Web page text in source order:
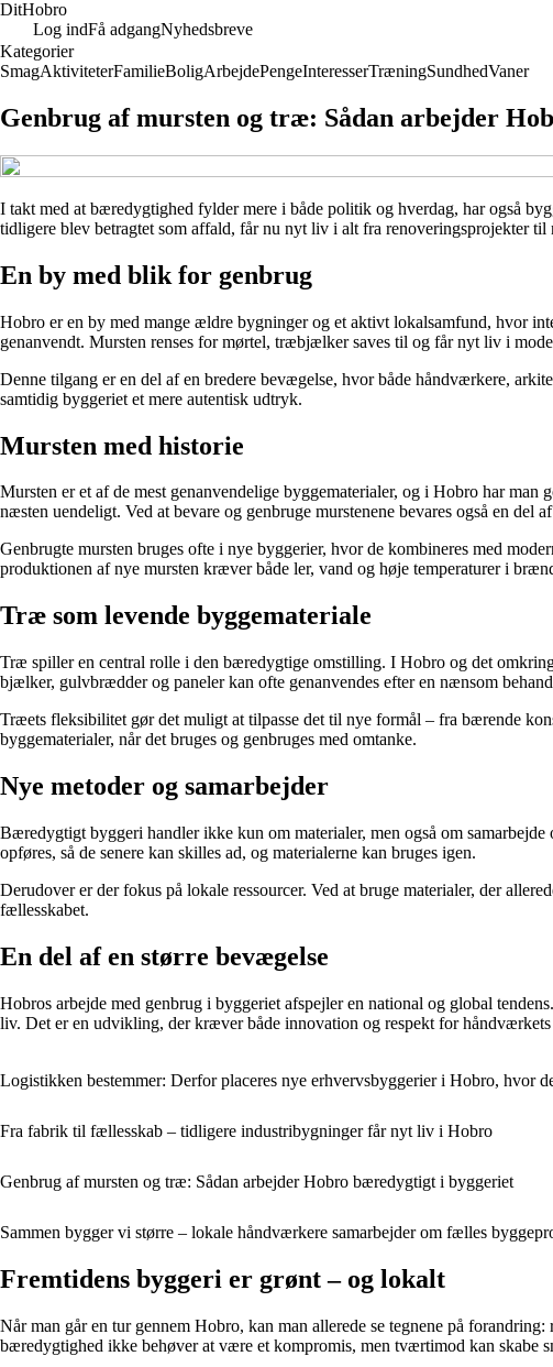
DitHobro
Log indFå adgangNyhedsbreve
Kategorier
SmagAktiviteterFamilieBoligArbejdePengeInteresserTræningSundhedVaner
Genbrug af mursten og træ: Sådan arbejder
I takt med at bæredygtighed fylder mere i både politik og hverdag, har også
tidligere blev betragtet som affald, får nu nyt liv i alt fra renoveringsprojekter
En by med blik for genbrug
Hobro er en by med mange ældre bygninger og et aktivt lokalsamfund, hvor
genanvendt. Mursten renses for mørtel, træbjælker saves til og får nyt liv i
Denne tilgang er en del af en bredere bevægelse, hvor både håndværkere,
samtidig byggeriet et mere autentisk udtryk.
Mursten med historie
Mursten er et af de mest genanvendelige byggematerialer, og i Hobro har
næsten uendeligt. Ved at bevare og genbruge murstenene bevares også en del
Genbrugte mursten bruges ofte i nye byggerier, hvor de kombineres med
produktionen af nye mursten kræver både ler, vand og høje temperaturer i
Træ som levende byggemateriale
Træ spiller en central rolle i den bæredygtige omstilling. I Hobro og det
bjælker, gulvbrædder og paneler kan ofte genanvendes efter en nænsom
Træets fleksibilitet gør det muligt at tilpasse det til nye formål – fra bærende
byggematerialer, når det bruges og genbruges med omtanke.
Nye metoder og samarbejder
Bæredygtigt byggeri handler ikke kun om materialer, men også om
opføres, så de senere kan skilles ad, og materialerne kan bruges igen.
Derudover er der fokus på lokale ressourcer. Ved at bruge materialer, der
fællesskabet.
En del af en større bevægelse
Hobros arbejde med genbrug i byggeriet afspejler en national og global
liv. Det er en udvikling, der kræver både innovation og respekt for
Logistikken bestemmer: Derfor placeres nye erhvervsbyggerier i Hobro, hvor
Fra fabrik til fællesskab – tidligere industribygninger får nyt liv i Hobro
Genbrug af mursten og træ: Sådan arbejder Hobro bæredygtigt i byggeriet
Sammen bygger vi større – lokale håndværkere samarbejder om fælles
Fremtidens byggeri er grønt – og lokalt
Når man går en tur gennem Hobro, kan man allerede se tegnene på
bæredygtighed ikke behøver at være et kompromis, men tværtimod kan skabe